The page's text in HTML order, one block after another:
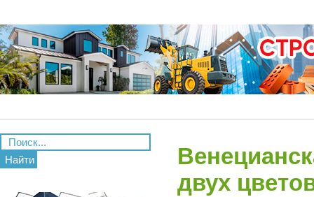
Найти
двух